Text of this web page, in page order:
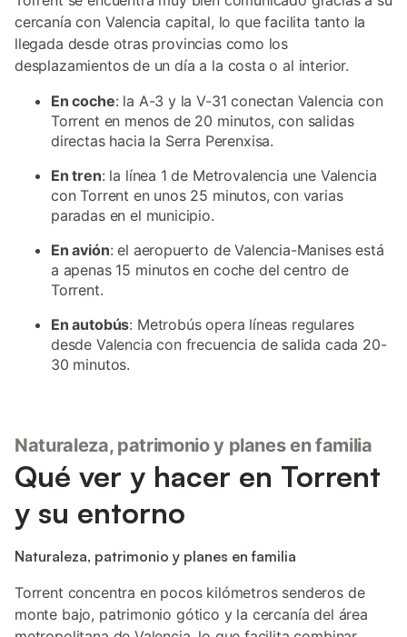
cercanía con Valencia capital, lo que facilita tanto la
llegada desde otras provincias como los
desplazamientos de un día a la costa o al interior.
En coche: la A-3 y la V-31 conectan Valencia con
Torrent en menos de 20 minutos, con salidas
directas hacia la Serra Perenxisa.
En tren: la línea 1 de Metrovalencia une Valencia
con Torrent en unos 25 minutos, con varias
paradas en el municipio.
En avión: el aeropuerto de Valencia-Manises está
a apenas 15 minutos en coche del centro de
Torrent.
En autobús: Metrobús opera líneas regulares
desde Valencia con frecuencia de salida cada 20-
30 minutos.
Naturaleza, patrimonio y planes en familia
Qué ver y hacer en Torrent
y su entorno
Naturaleza, patrimonio y planes en familia
Torrent concentra en pocos kilómetros senderos de
monte bajo, patrimonio gótico y la cercanía del área